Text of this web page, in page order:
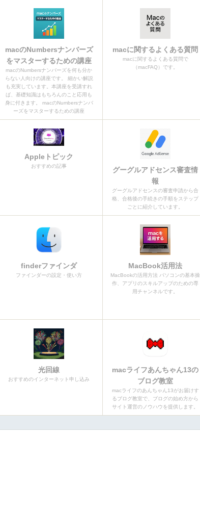
macのNumbersナンバーズ
をマスターするための講座
macのNumbersナンバーズを何も分か
らない人向けの講座です。 細かい解説
も充実しています。本講座を受講すれ
ば、基礎知識はもちろんのこと応用も
身に付きます。 macのNumbersナンバ
ーズをマスターするための講座
macに関するよくある質問
macに関するよくある質問で
（macFAQ）です。
Appleトピック
おすすめの記事
グーグルアドセンス審査情
報
グーグルアドセンスの審査申請から合
格、合格後の手続きの手順をステップ
ごとに紹介しています。
finderファインダ
ファインダーの設定・使い方
MacBook活用法
MacBookの活用方法 パソコンの基本操
作、アプリのスキルアップのための専
用チャンネルです。
光回線
おすすめのインターネット申し込み
macライフあんちゃん13の
ブログ教室
macライフのあんちゃん13がお届けす
るブログ教室で、ブログの始め方から
サイト運営のノウハウを提供します。